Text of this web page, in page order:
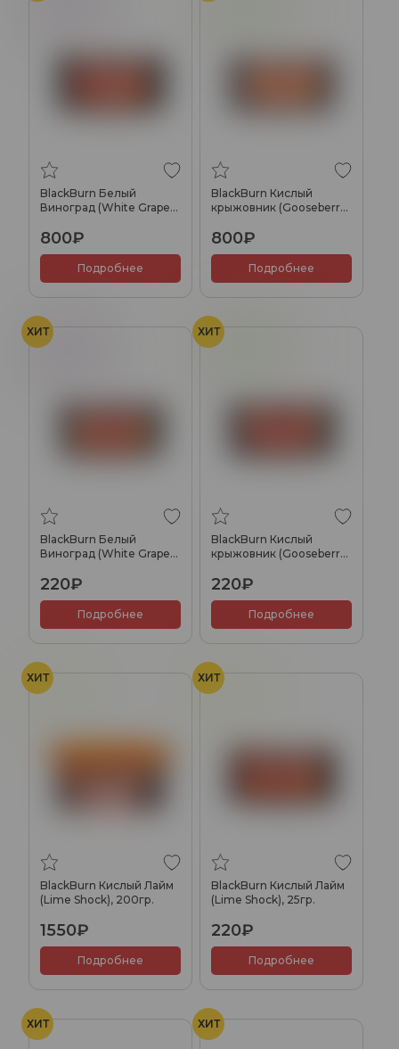
BlackBurn Белый
Виноград (White Grape),
800₽
Подробнее
BlackBurn Кислый
крыжовник (Gooseberry
800₽
Подробнее
ХИТ
BlackBurn Белый
Виноград (White Grape),
220₽
Подробнее
ХИТ
BlackBurn Кислый
крыжовник (Gooseberry
220₽
Подробнее
ХИТ
Лайм
BlackBurn Кислый Лайм
(Lime Shock), 200гр.
1550₽
Подробнее
ХИТ
Лайм
BlackBurn Кислый Лайм
(Lime Shock), 25гр.
220₽
Подробнее
ХИТ ХИТ